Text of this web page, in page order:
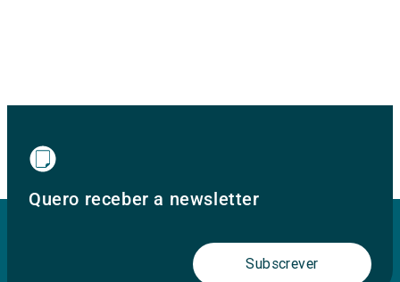
Quero receber a newsletter
Subscrever